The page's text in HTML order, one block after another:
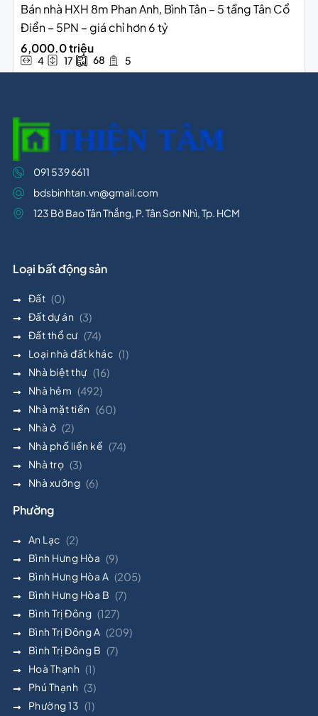
Bán nhà HXH 8m Phan Anh, Bình Tân – 5 tầng Tân Cổ
Điển – 5PN – giá chỉ hơn 6 tỷ
6,000.0 triệu
4 17 68 5
091 539 6611
bdsbinhtan.vn@gmail.com
123 Bờ Bao Tân Thắng, P. Tân Sơn Nhì, Tp. HCM
Loại bất động sản
Đất (0)
Đất dự án (3)
Đất thổ cư (74)
Loại nhà đất khác (1)
Nhà biệt thự (16)
Nhà hẻm (492)
Nhà mặt tiền (60)
Nhà ở (2)
Nhà phố liền kề (74)
Nhà trọ (3)
Nhà xưởng (6)
Phường
An Lạc (2)
Bình Hưng Hòa (9)
Bình Hưng Hòa A (205)
Bình Hưng Hòa B (7)
Bình Trị Đông (127)
Bình Trị Đông A (209)
Bình Trị Đông B (7)
Hoà Thạnh (1)
Phú Thạnh (3)
Phường 13 (1)